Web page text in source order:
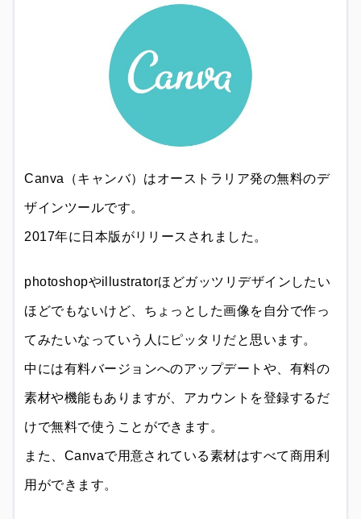
Canva（キャンバ）はオーストラリア発の無料のデ
ザインツールです。
2017年に日本版がリリースされました。
photoshopやillustratorほどガッツリデザインしたい
ほどでもないけど、ちょっとした画像を自分で作っ
てみたいなっていう人にピッタリだと思います。
中には有料バージョンへのアップデートや、有料の
素材や機能もありますが、アカウントを登録するだ
けで無料で使うことができます。
また、Canvaで用意されている素材はすべて商用利
用ができます。